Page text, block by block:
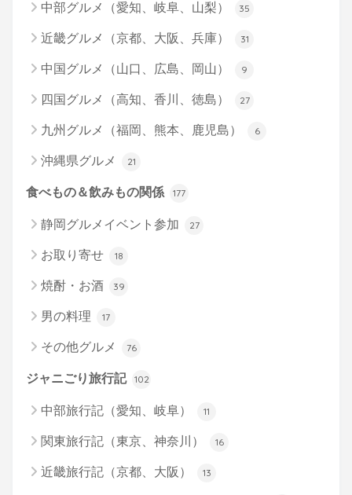
中部グルメ（愛知、岐阜、山梨） 35
近畿グルメ（京都、大阪、兵庫） 31
中国グルメ（山口、広島、岡山） 9
四国グルメ（高知、香川、徳島） 27
九州グルメ（福岡、熊本、鹿児島） 6
沖縄県グルメ 21
食べもの＆飲みもの関係 177
静岡グルメイベント参加 27
お取り寄せ 18
焼酎・お酒 39
男の料理 17
その他グルメ 76
ジャニごり旅行記 102
中部旅行記（愛知、岐阜） 11
関東旅行記（東京、神奈川） 16
近畿旅行記（京都、大阪） 13